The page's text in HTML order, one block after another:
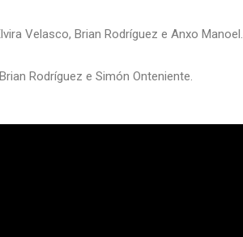
Velasco, Brian Rodríguez e Anxo Manoel.
Rodríguez e Simón Onteniente.